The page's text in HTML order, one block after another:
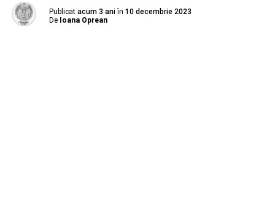
Publicat acum 3 ani în 10 decembrie 2023
De Ioana Oprean